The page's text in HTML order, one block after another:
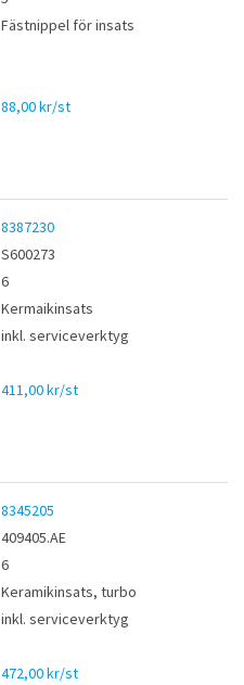
Fästnippel för insats
88,00 kr/st
8387230
S600273
6
Kermaikinsats
inkl. serviceverktyg
411,00 kr/st
8345205
409405.AE
6
Keramikinsats, turbo
inkl. serviceverktyg
472,00 kr/st